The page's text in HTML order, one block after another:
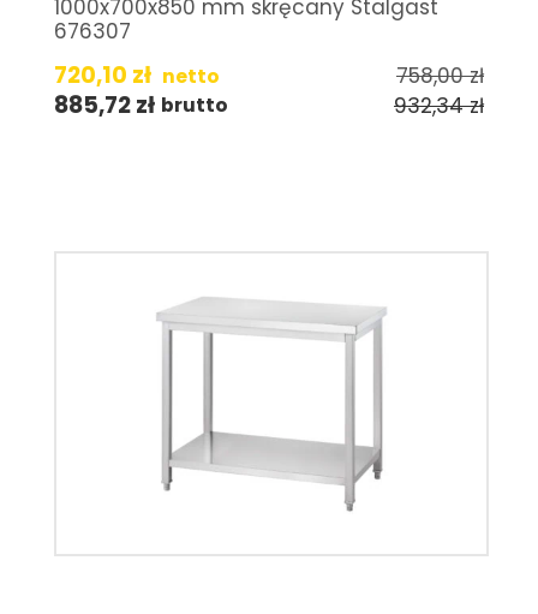
1000x700x850 mm skręcany Stalgast
676307
720,10 zł netto 758,00zł
885,72zł brutto 932,34zł